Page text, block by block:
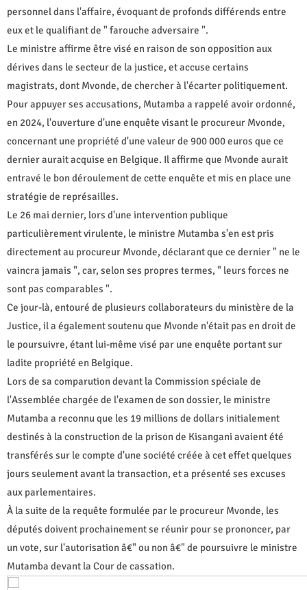
personnel dans l'affaire, évoquant de profonds différends entre
eux et le qualifiant de " farouche adversaire ".
Le ministre affirme être visé en raison de son opposition aux
dérives dans le secteur de la justice, et accuse certains
magistrats, dont Mvonde, de chercher à l'écarter politiquement.
Pour appuyer ses accusations, Mutamba a rappelé avoir ordonné,
en 2024, l'ouverture d'une enquête visant le procureur Mvonde,
concernant une propriété d'une valeur de 900 000 euros que ce
dernier aurait acquise en Belgique. Il affirme que Mvonde aurait
entravé le bon déroulement de cette enquête et mis en place une
stratégie de représailles.
Le 26 mai dernier, lors d'une intervention publique
particulièrement virulente, le ministre Mutamba s'en est pris
directement au procureur Mvonde, déclarant que ce dernier " ne le
vaincra jamais ", car, selon ses propres termes, " leurs forces ne
sont pas comparables ".
Ce jour-là, entouré de plusieurs collaborateurs du ministère de la
Justice, il a également soutenu que Mvonde n'était pas en droit de
le poursuivre, étant lui-même visé par une enquête portant sur
ladite propriété en Belgique.
Lors de sa comparution devant la Commission spéciale de
l'Assemblée chargée de l'examen de son dossier, le ministre
Mutamba a reconnu que les 19 millions de dollars initialement
destinés à la construction de la prison de Kisangani avaient été
transférés sur le compte d'une société créée à cet effet quelques
jours seulement avant la transaction, et a présenté ses excuses
aux parlementaires.
À la suite de la requête formulée par le procureur Mvonde, les
députés doivent prochainement se réunir pour se prononcer, par
un vote, sur l'autorisation â€" ou non â€" de poursuivre le ministre
Mutamba devant la Cour de cassation.